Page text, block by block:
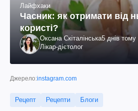
Лайфхаки
Часник: як отримати від
користі?
Оксана Скіталінська5 днів тому
Лікар-дієтолог
Джерело:instagram.com
Рецепт Рецепти Блоги